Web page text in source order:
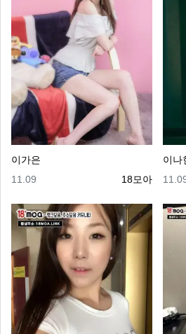
이가은
등록자
18모아
등록일
11.09
이나
등록